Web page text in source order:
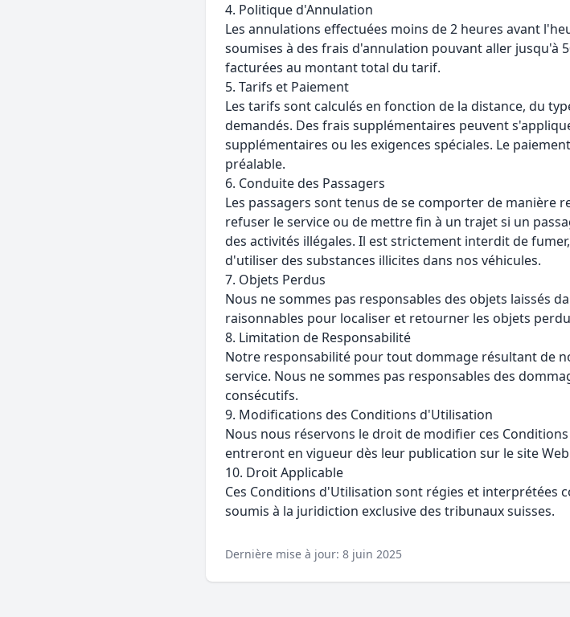
4. Politique d'Annulation
Les annulations effectuées moins de 2 heures avant
soumises à des frais d'annulation pouvant aller jusqu'à
facturées au montant total du tarif.
5. Tarifs et Paiement
Les tarifs sont calculés en fonction de la distance, du
demandés. Des frais supplémentaires peuvent
supplémentaires ou les exigences spéciales. Le
préalable.
6. Conduite des Passagers
Les passagers sont tenus de se comporter de manière
refuser le service ou de mettre fin à un trajet si un
des activités illégales. Il est strictement interdit de
d'utiliser des substances illicites dans nos véhicules.
7. Objets Perdus
Nous ne sommes pas responsables des objets laissés
raisonnables pour localiser et retourner les objets
8. Limitation de Responsabilité
Notre responsabilité pour tout dommage résultant de
service. Nous ne sommes pas responsables des
consécutifs.
9. Modifications des Conditions d'Utilisation
Nous nous réservons le droit de modifier ces
entreront en vigueur dès leur publication sur le site
10. Droit Applicable
Ces Conditions d'Utilisation sont régies et interprétées
soumis à la juridiction exclusive des tribunaux suisses.
Dernière mise à jour: 8 juin 2025